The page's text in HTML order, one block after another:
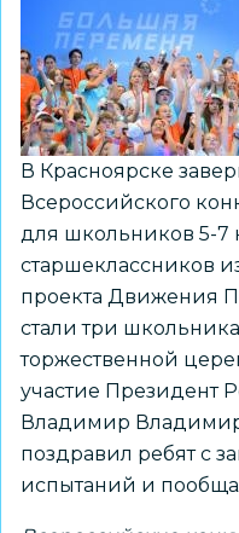
полюсе
В Красноярске
Всероссийского
для школьников 5-7
старшеклассников
проекта Движения
стали три
торжественной
участие Президент
Владимир
поздравил ребят с
испытаний и